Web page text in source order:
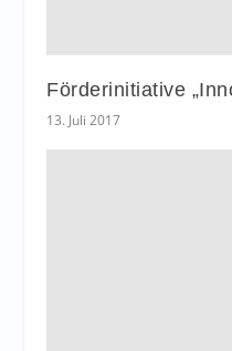
Förderinitiative
13. Juli 2017